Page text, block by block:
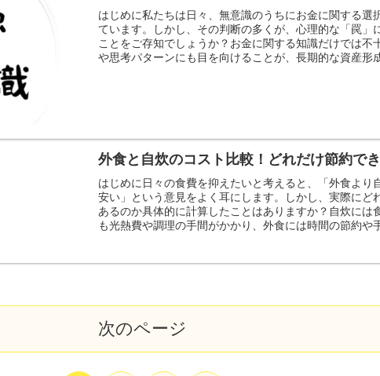
はじめに私たちは日々、無意識のうちにお金に関する選
ています。しかし、その判断の多くが、心理的な「罠」
ことをご存知でしょうか？お金に関する知識だけでは不
や思考パターンにも目を向けることが、長期的な資産形
外食と自炊のコスト比較！どれだけ節約で
はじめに日々の食費を抑えたいと考えると、「外食より
安い」という意見をよく耳にします。しかし、実際にど
あるのか具体的に計算したことはありますか？自炊には
も光熱費や調理の手間がかかり、外食には時間の節約や
次のページ